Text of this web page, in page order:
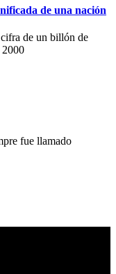
de una nación
de un billón de
2000
fue llamado